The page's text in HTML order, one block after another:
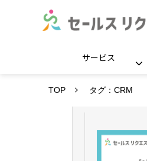
サービス
TOP タグ：CRM